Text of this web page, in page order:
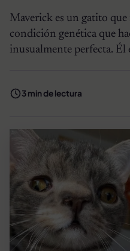
Maverick es un gatito
condición genética que
inusualmente perfecta. Él
3 min de lectura